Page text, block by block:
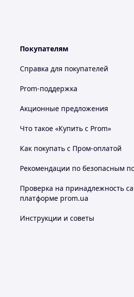
Покупателям
Справка для покупателей
Prom-поддержка
Акционные предложения
Что такое «Купить с Prom»
Как покупать с Пром-оплатой
Рекомендации по безопасным
Проверка на принадлежность
платформе prom.ua
Инструкции и советы